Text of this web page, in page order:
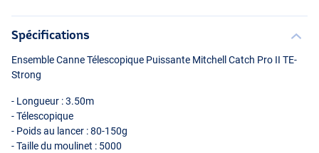
Spécifications
Ensemble Canne Télescopique Puissante Mitchell Catch Pro II TE-
Strong
- Longueur : 3.50m
- Télescopique
- Poids au lancer : 80-150g
- Taille du moulinet : 5000